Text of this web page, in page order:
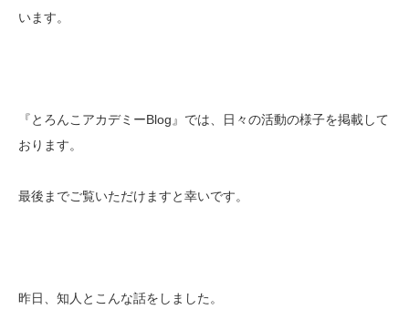
います。
『とろんこアカデミーBlog』では、日々の活動の様子を掲載して
おります。
最後までご覧いただけますと幸いです。
昨日、知人とこんな話をしました。